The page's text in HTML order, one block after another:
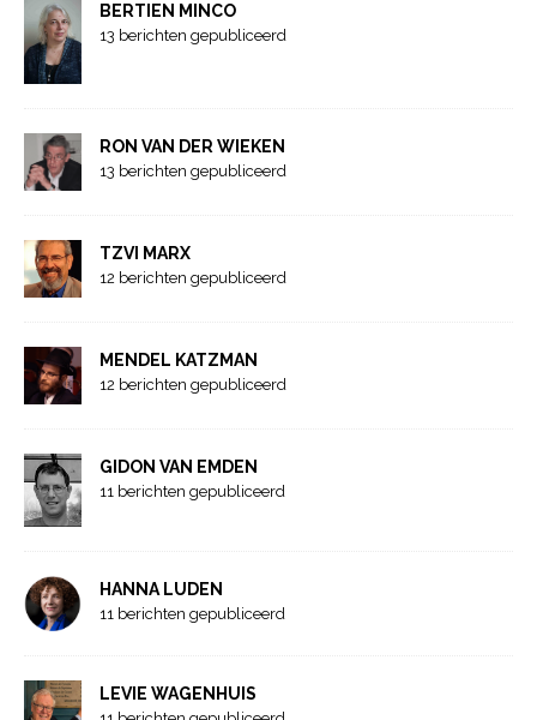
BERTIEN MINCO
13 berichten gepubliceerd
RON VAN DER WIEKEN
13 berichten gepubliceerd
TZVI MARX
12 berichten gepubliceerd
MENDEL KATZMAN
12 berichten gepubliceerd
GIDON VAN EMDEN
11 berichten gepubliceerd
HANNA LUDEN
11 berichten gepubliceerd
LEVIE WAGENHUIS